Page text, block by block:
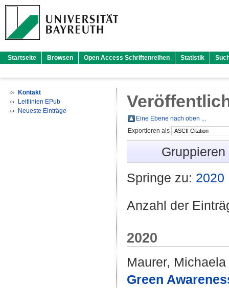
Startseite Browsen Open Access Schriftenreihen Statistik
Kontakt
Leitlinien EPub
Neueste Einträge
Eine Ebene nach oben ...
Exportieren als
Springe zu: 2020
Anzahl der
2020
Maurer, Michaela
Green